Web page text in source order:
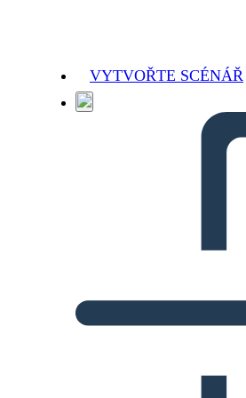
VYTVOŘTE SCÉNÁŘ